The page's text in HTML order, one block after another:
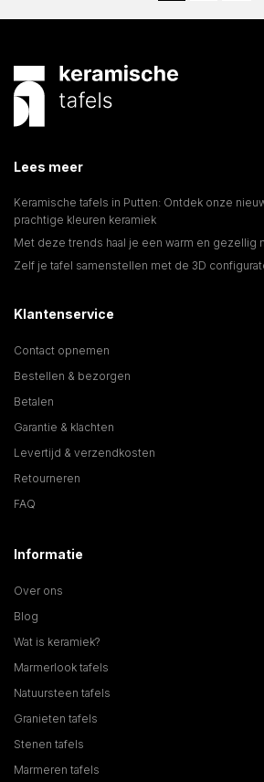
Lees meer
Keramische tafels in Putten: Ontdek onze
prachtige kleuren keramiek
Met deze trends haal je een warm en gezellig
Zelf je tafel samenstellen met de 3D
Klantenservice
Contact opnemen
Bestellen & bezorgen
Betalen
Garantie & klachten
Levertijd & verzendkosten
Retourneren
FAQ
Informatie
Over ons
Blog
Wat is keramiek?
Marmerlook tafels
Natuursteen tafels
Granieten tafels
Stenen tafels
Marmeren tafels